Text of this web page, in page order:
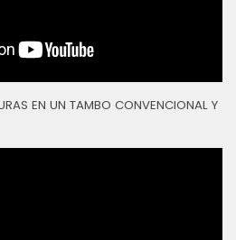
EN UN TAMBO CONVENCIONAL Y